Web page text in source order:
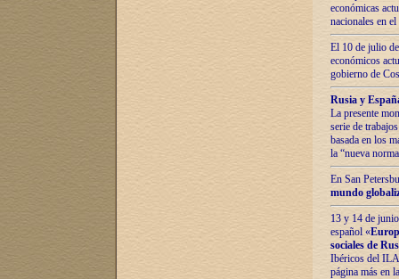
económicas
nacionales en
El 10 de julio
económicos
gobierno de
Rusia y
La presente
serie de
basada en los
la “nueva
En San
mundo
13 y 14 de
español «
sociales de
Ibéricos del ILA
página más en